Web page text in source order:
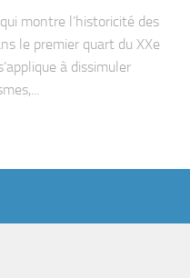
montre l’historicité des
le premier quart du XXe
à dissimuler